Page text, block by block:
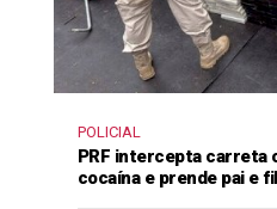
POLICIAL
PRF intercepta carreta
cocaína e prende pai e